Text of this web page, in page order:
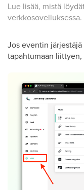
Lue lisää, mistä
verkkosovelluksessa.
Jos eventin
tapahtumaan